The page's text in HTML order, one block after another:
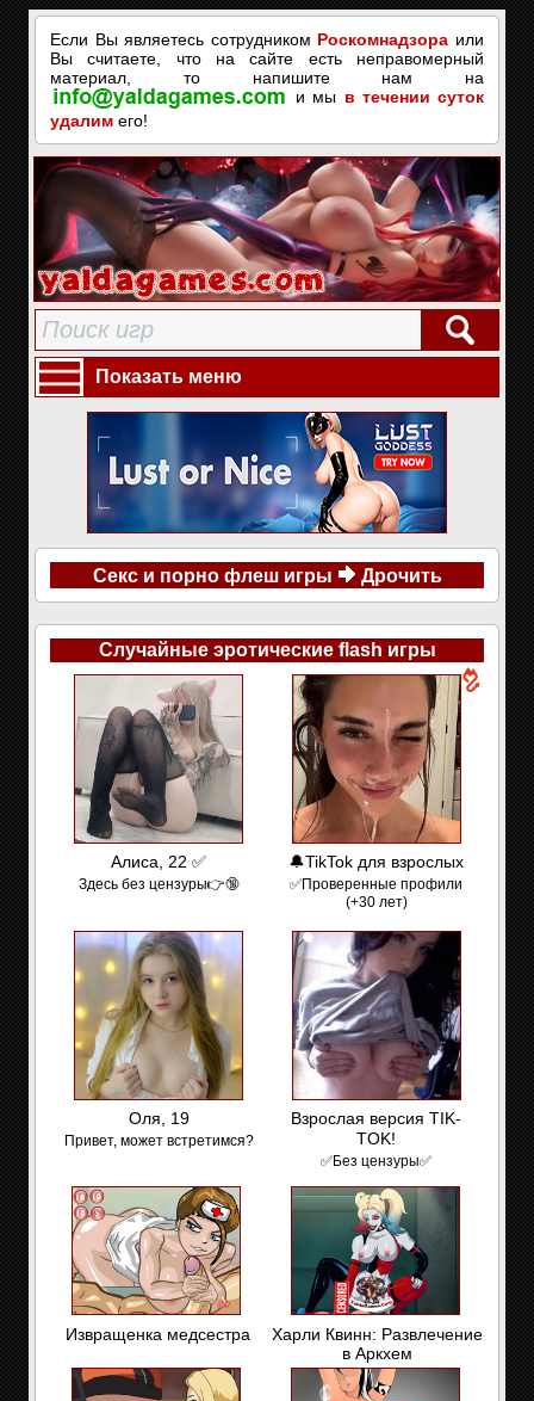
Если Вы являетесь сотрудником Роскомнадзора или
Вы считаете, что на сайте есть неправомерный
материал, то напишите нам на
и мы в течении суток
удалим его!
Показать меню
Секс и порно флеш игры Дрочить
Случайные эротические flash игры
Алиса, 22 ✅
Здесь без цензуры👉🔞
🔔TikTok для взрослых
✅Проверенные профили
(+30 лет)
Оля, 19
Привет, может встретимся?
Взрослая версия TIK-
TOK!
✅Без цензуры✅
Извращенка медсестра
Харли Квинн: Развлечение
в Аркхем